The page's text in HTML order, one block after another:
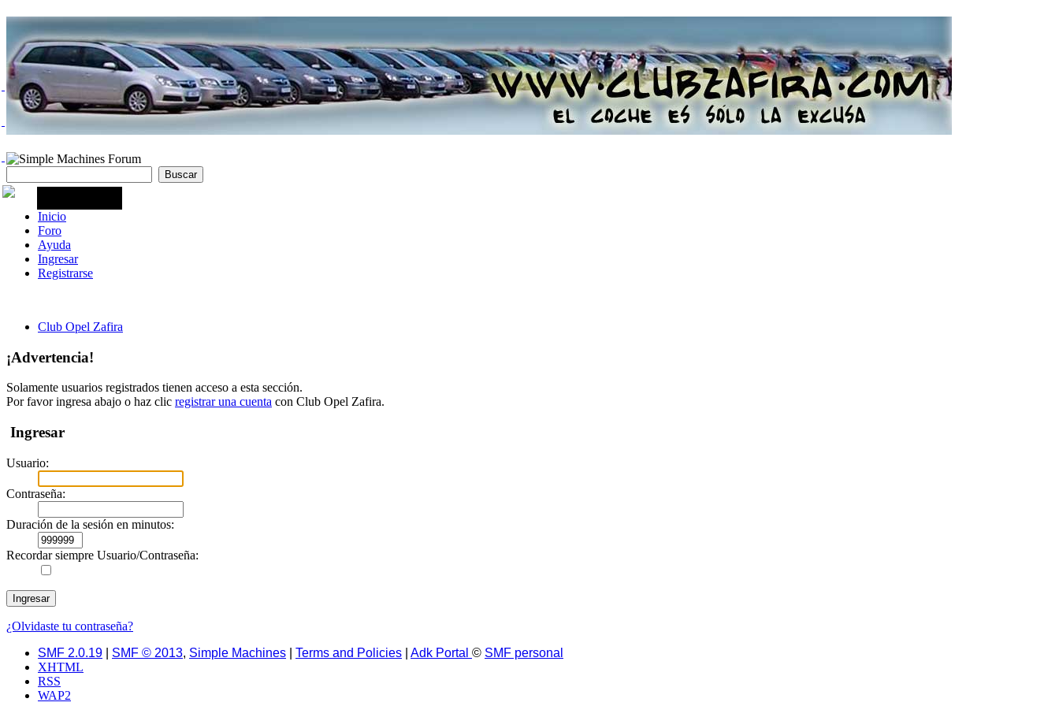
Inicio
Foro
Ayuda
Ingresar
Registrarse
Club Opel Zafira
¡Advertencia!
Solamente usuarios registrados tienen acceso a esta sección.
Por favor ingresa abajo o haz clic registrar una cuenta con Club Opel Zafira.
Ingresar
Usuario:
Contraseña:
Duración de la sesión en minutos:
Recordar siempre Usuario/Contraseña:
¿Olvidaste tu contraseña?
SMF 2.0.19
SMF © 2013, Simple Machines Terms and Policies Adk Portal © SMF personal
XHTML
RSS
WAP2